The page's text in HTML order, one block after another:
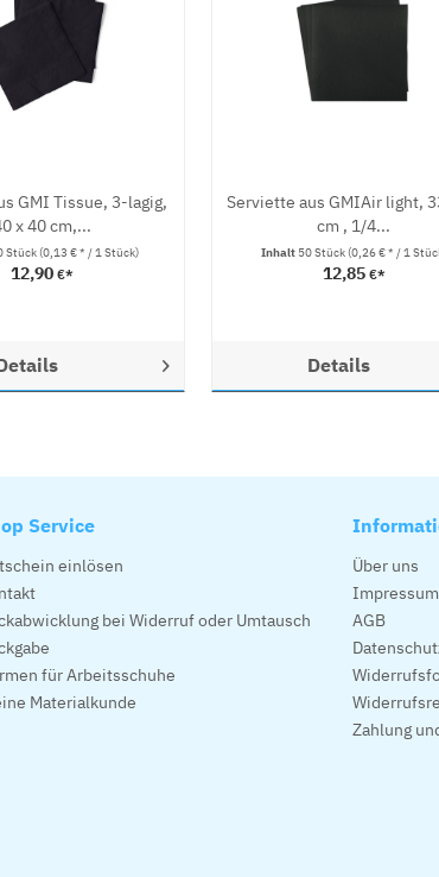
GMI Tissue, 3-lagig,
x 40 cm,...
Stück(0,13 € * / 1 Stück)
12,90 €*
Serviette aus GMIAir light,
cm , 1/4...
Inhalt 50 Stück(0,26 € * / 1
12,85 €*
Details
Service
einlösen
bei Widerruf oder Umtausch
für Arbeitsschuhe
Materialkunde
Über uns
Impressum
AGB
Zahlung